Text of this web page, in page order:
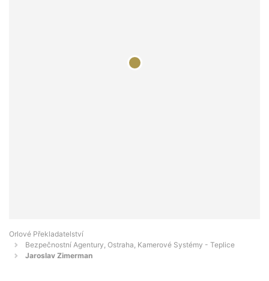
Orlové Překladatelství
Bezpečnostní Agentury, Ostraha, Kamerové Systémy - Teplice
Jaroslav Zimerman